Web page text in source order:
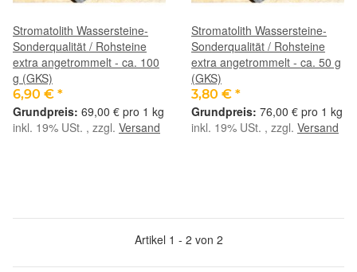
Stromatolith Wassersteine-
Sonderqualität / Rohsteine
extra angetrommelt - ca. 100
g (GKS)
6,90 € *
69,00 € pro 1 kg
inkl. 19% USt. , zzgl. Versand
Stromatolith Wassersteine-
Sonderqualität / Rohsteine
extra angetrommelt - ca. 50 g
(GKS)
3,80 € *
76,00 € pro 1 kg
inkl. 19% USt. , zzgl. Versand
Artikel 1 - 2 von 2